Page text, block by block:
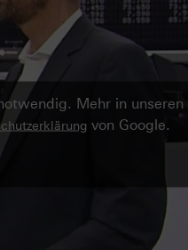
Mehr in unseren
von Google.